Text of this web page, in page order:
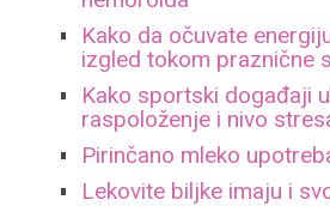
Kako da očuvate
izgled tokom praznične
Kako sportski događaji
raspoloženje i nivo
Pirinčano mleko
Lekovite biljke imaju i